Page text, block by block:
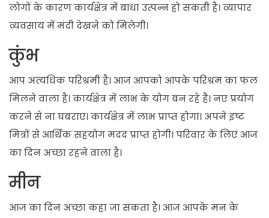
लोगों के कारण कार्यक्षेत्र में बाधा उत्पन्न हो सकती है। व्यापार
व्यवसाय में मंदी देखने को मिलेगी।
कुंभ
आप अत्यधिक परिश्रमी है। आज आपको आपके परिश्रम का फल
मिलने वाला है। कार्यक्षेत्र में लाभ के योग बन रहे हैं। नए प्रयोग
करने से ना घबराए। कार्यक्षेत्र में लाभ प्राप्त होगा। अपने इष्ट
मित्रों से आर्थिक सहयोग मदद प्राप्त होगी। परिवार के लिए आज
का दिन अच्छा रहने वाला है।
मीन
आज का दिन अच्छा कहा जा सकता है। आज आपके मन के